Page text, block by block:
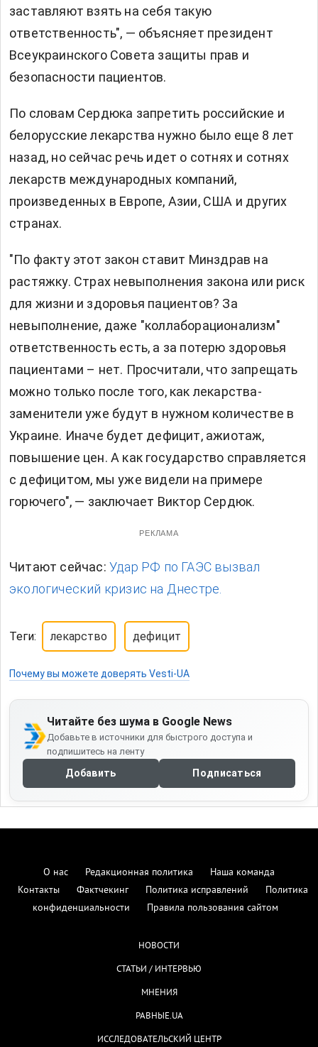
заставляют взять на себя такую ​​
ответственность", — объясняет президент
Всеукраинского Совета защиты прав и
безопасности пациентов.
По словам Сердюка запретить российские и
белорусские лекарства нужно было еще 8 лет
назад, но сейчас речь идет о сотнях и сотнях
лекарств международных компаний,
произведенных в Европе, Азии, США и других
странах.
"По факту этот закон ставит Минздрав на
растяжку. Страх невыполнения закона или риск
для жизни и здоровья пациентов? За
невыполнение, даже "коллаборационализм"
ответственность есть, а за потерю здоровья
пациентами – нет. Просчитали, что запрещать
можно только после того, как лекарства-
заменители уже будут в нужном количестве в
Украине. Иначе будет дефицит, ажиотаж,
повышение цен. А как государство справляется
с дефицитом, мы уже видели на примере
горючего", — заключает Виктор Сердюк.
РЕКЛАМА
Читают сейчас: Удар РФ по ГАЭС вызвал
экологический кризис на Днестре.
Теги: лекарство дефицит
Почему вы можете доверять Vesti-UA
Читайте без шума в Google News
Добавьте в источники для быстрого доступа и
подпишитесь на ленту
Добавить Подписаться
О нас Редакционная политика
Наша команда
Контакты
Фактчекинг Политика исправлений
Политика
конфиденциальности
Правила пользования сайтом
НОВОСТИ
СТАТЬИ / ИНТЕРВЬЮ
МНЕНИЯ
РАВНЫЕ.UA
ИССЛЕДОВАТЕЛЬСКИЙ ЦЕНТР